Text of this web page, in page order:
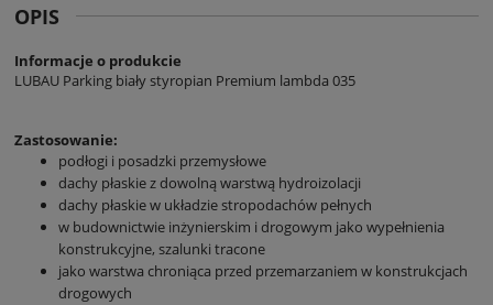
OPIS
Informacje o produkcie
LUBAU Parking biały styropian Premium lambda 035
Zastosowanie:
podłogi i posadzki przemysłowe
dachy płaskie z dowolną warstwą hydroizolacji
dachy płaskie w układzie stropodachów pełnych
w budownictwie inżynierskim i drogowym jako wypełnienia
konstrukcyjne, szalunki tracone
jako warstwa chroniąca przed przemarzaniem w konstrukcjach
drogowych